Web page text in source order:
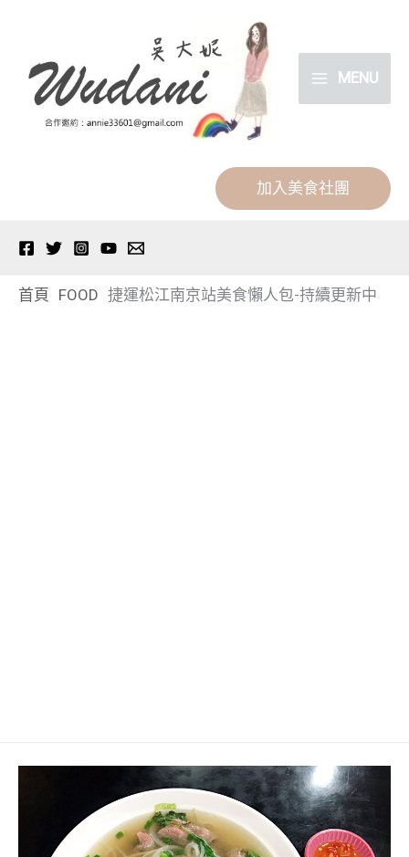
MENU
加入美食社團
首頁 FOOD 捷運松江南京站美食懶人包-持續更新中